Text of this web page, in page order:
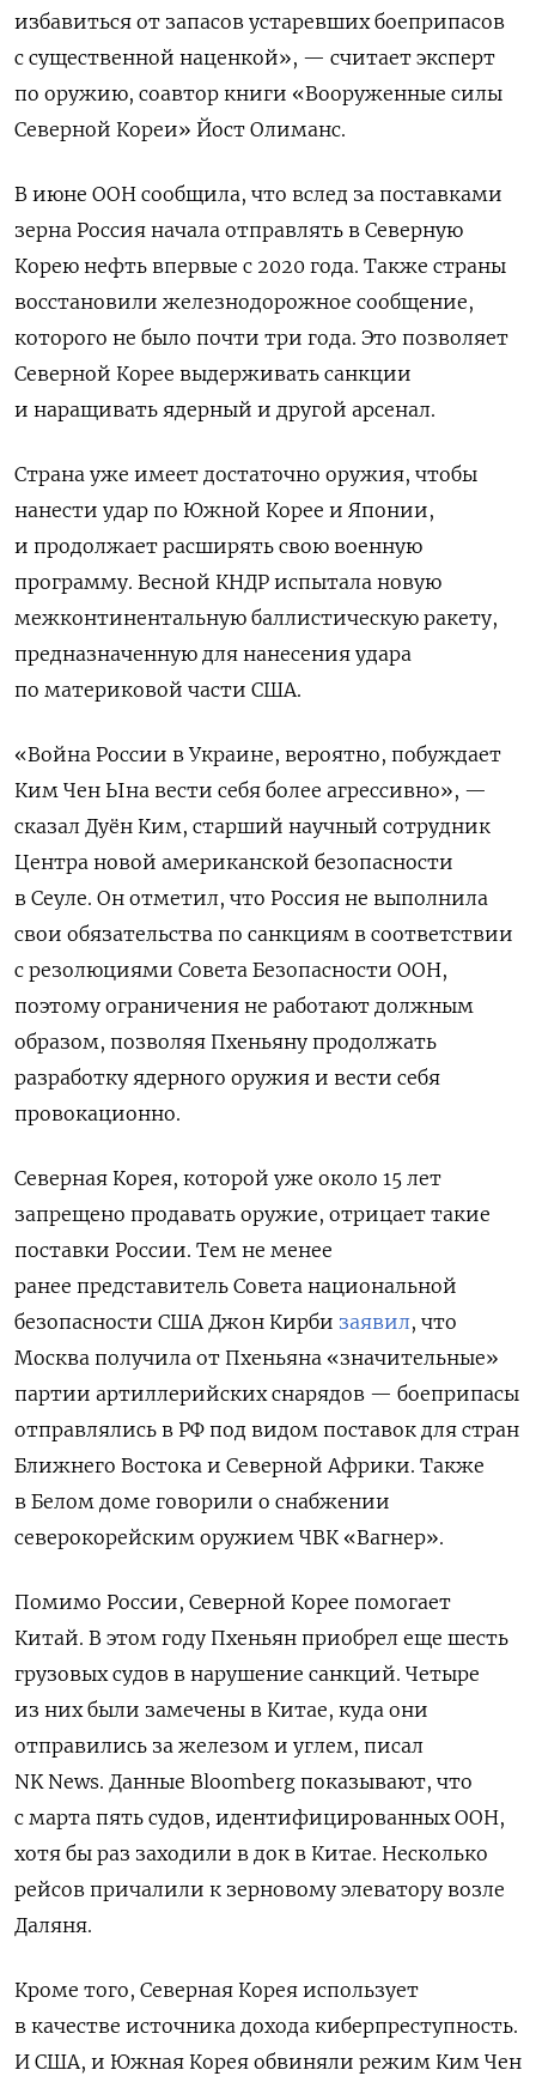
избавиться от запасов устаревших боеприпасов
с существенной наценкой», — считает эксперт
по оружию, соавтор книги «Вооруженные силы
Северной Кореи» Йост Олиманс.
В июне ООН сообщила, что вслед за поставками
зерна Россия начала отправлять в Северную
Корею нефть впервые с 2020 года. Также страны
восстановили железнодорожное сообщение,
которого не было почти три года. Это позволяет
Северной Корее выдерживать санкции
и наращивать ядерный и другой арсенал.
Страна уже имеет достаточно оружия, чтобы
нанести удар по Южной Корее и Японии,
и продолжает расширять свою военную
программу. Весной КНДР испытала новую
межконтинентальную баллистическую ракету,
предназначенную для нанесения удара
по материковой части США.
«Война России в Украине, вероятно, побуждает
Ким Чен Ына вести себя более агрессивно», —
сказал Дуён Ким, старший научный сотрудник
Центра новой американской безопасности
в Сеуле. Он отметил, что Россия не выполнила
свои обязательства по санкциям в соответствии
с резолюциями Совета Безопасности ООН,
поэтому ограничения не работают должным
образом, позволяя Пхеньяну продолжать
разработку ядерного оружия и вести себя
провокационно.
Северная Корея, которой уже около 15 лет
запрещено продавать оружие, отрицает такие
поставки России. Тем не менее
ранее представитель Совета национальной
безопасности США Джон Кирби заявил, что
Москва получила от Пхеньяна «значительные»
партии артиллерийских снарядов — боеприпасы
отправлялись в РФ под видом поставок для стран
Ближнего Востока и Северной Африки. Также
в Белом доме говорили о снабжении
северокорейским оружием ЧВК «Вагнер».
Помимо России, Северной Корее помогает
Китай. В этом году Пхеньян приобрел еще шесть
грузовых судов в нарушение санкций. Четыре
из них были замечены в Китае, куда они
отправились за железом и углем, писал
NK News. Данные Bloomberg показывают, что
с марта пять судов, идентифицированных ООН,
хотя бы раз заходили в док в Китае. Несколько
рейсов причалили к зерновому элеватору возле
Даляня.
Кроме того, Северная Корея использует
в качестве источника дохода киберпреступность.
И США, и Южная Корея обвиняли режим Ким Чен